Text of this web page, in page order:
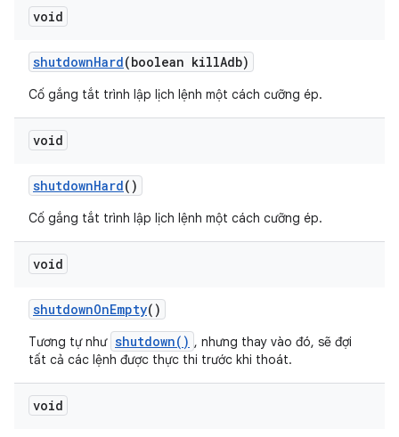
void
shutdownHard(boolean killAdb)
Cố gắng tắt trình lập lịch lệnh một cách cưỡng ép.
void
shutdownHard()
Cố gắng tắt trình lập lịch lệnh một cách cưỡng ép.
void
shutdownOnEmpty()
Tương tự như shutdown() , nhưng thay vào đó, sẽ đợi
tất cả các lệnh được thực thi trước khi thoát.
void